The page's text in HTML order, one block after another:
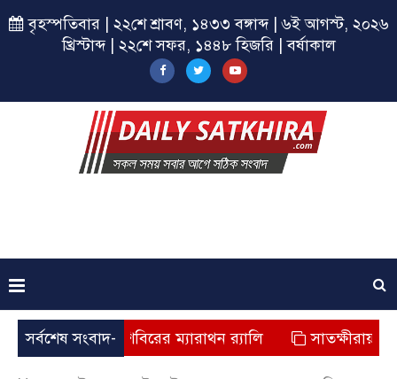
বৃহস্পতিবার | ২২শে শ্রাবণ, ১৪৩৩ বঙ্গাব্দ | ৬ই আগস্ট, ২০২৬
খ্রিস্টাব্দ | ২২শে সফর, ১৪৪৮ হিজরি | বর্ষাকাল
সর্বশেষ সংবাদ-
ছাত্রশিবিরের ম্যারাথন র‌্যালি সাতক্ষীরায় জুলাই